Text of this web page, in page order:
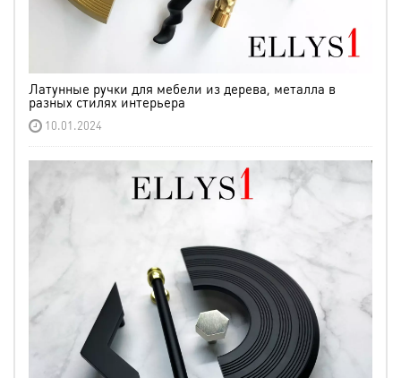
Латунные ручки для мебели из дерева, металла в
разных стилях интерьера
10.01.2024